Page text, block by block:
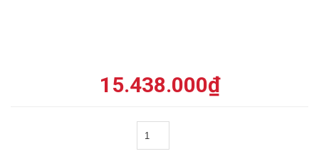
15.438.000₫